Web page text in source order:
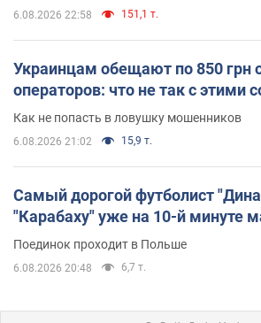
6.08.2026 22:58 151,1 т.
Украинцам обещают по 850 грн
операторов: что не так с этими
Как не попасть в ловушку мошенников
6.08.2026 21:02 15,9 т.
Самый дорогой футболист
"Карабаху" уже на 10-й минуте
Поединок проходит в Польше
6.08.2026 20:48 6,7 т.